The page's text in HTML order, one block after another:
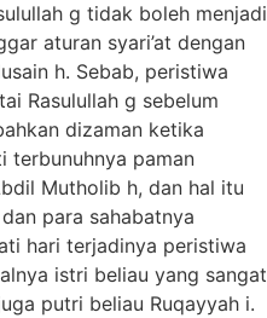
g tidak boleh menjadi
aturan syari’at dengan
h. Sebab, peristiwa
Rasulullah g sebelum
dizaman ketika
terbunuhnya paman
Mutholib h, dan hal itu
para sahabatnya
hari terjadinya peristiwa
istri beliau yang sangat
putri beliau Ruqayyah i.